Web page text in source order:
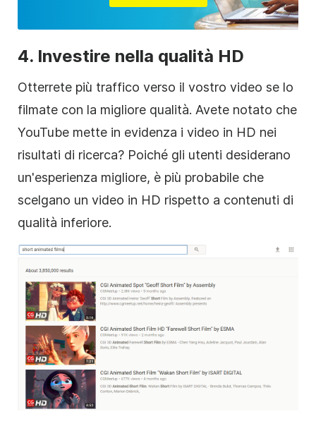
4. Investire nella qualità HD
Otterrete più traffico verso il vostro video se lo
filmate con la migliore qualità. Avete notato che
YouTube mette in evidenza i video in HD nei
risultati di ricerca? Poiché gli utenti desiderano
un'esperienza migliore, è più probabile che
scelgano un video in HD rispetto a contenuti di
qualità inferiore.